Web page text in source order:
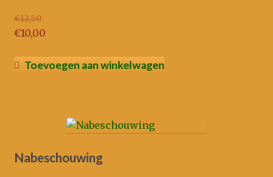
€12,50
Oorspronkelijke
was:
€10,00
prijsToevoegen aan winkelwagen
Nabeschouwing